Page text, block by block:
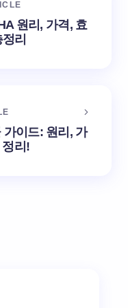
원리, 가격, 효
리
이드: 원리, 가
정리!